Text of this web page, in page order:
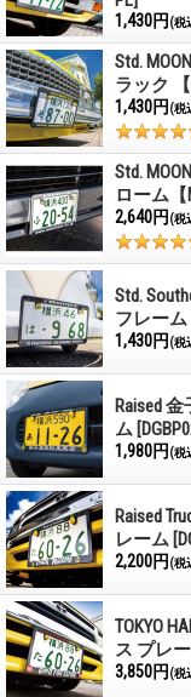
1,430円 (税
Std.
ラック 【
1,430円 (税
Std.
ローム【
2,640円 (税
Std.
フレーム
1,430円 (税
Raised
ム
1,980円 (税
Raised
レーム
2,200円 (税
TOKYO
ス プレ
3,850円 (税